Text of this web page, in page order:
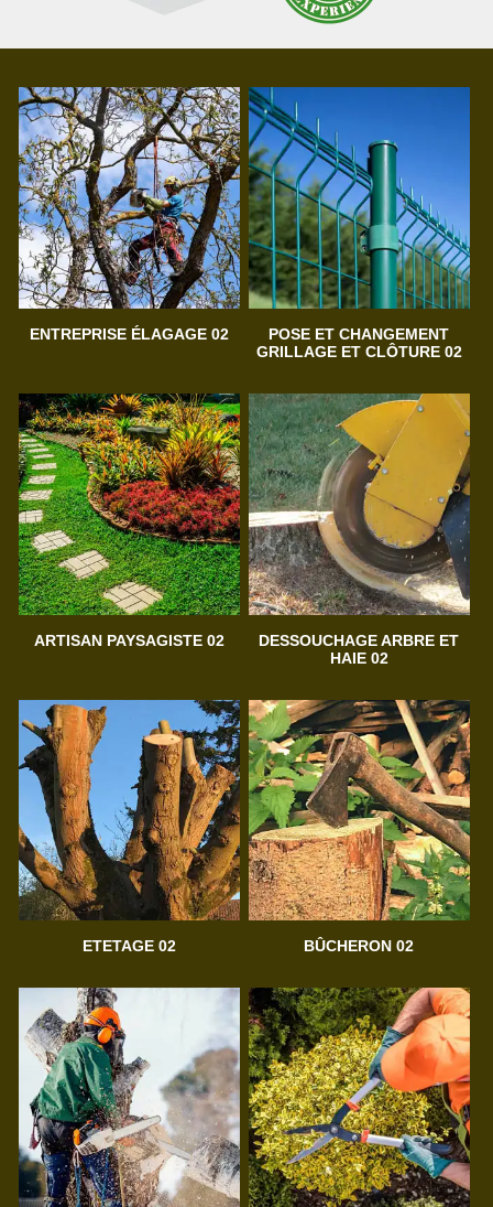
ENTREPRISE ÉLAGAGE 02
POSE ET CHANGEMENT
GRILLAGE ET CLÔTURE 02
ARTISAN PAYSAGISTE 02
DESSOUCHAGE ARBRE ET
HAIE 02
ETETAGE 02 BÛCHERON 02